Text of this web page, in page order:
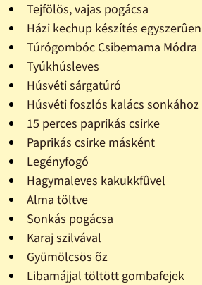
Tejfölös, vajas pogácsa
Házi kechup készítés
Túrógombóc Csibemama Módra
Tyúkhúsleves
Húsvéti sárgatúró
Húsvéti foszlós kalács sonkához
15 perces paprikás csirke
Paprikás csirke másként
Legényfogó
Hagymaleves kakukkfûvel
Alma töltve
Sonkás pogácsa
Karaj szilvával
Gyümölcsös õz
Libamájjal töltött gombafejek